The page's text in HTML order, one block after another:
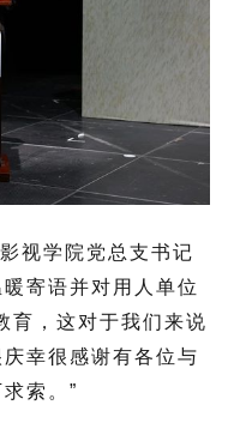
视学院党总支书记
寄语并对用人单位
育，这对于我们来说
幸很感谢有各位与
索。”